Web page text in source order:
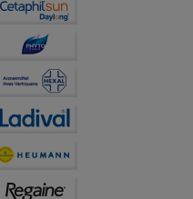
die Werbung auf
Sie zu gestalten.
hierfür teilweise an